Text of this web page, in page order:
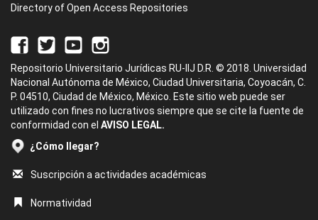
Directory of Open Access Repositories
Repositorio Universitario Jurídicas RU-IIJ D.R. © 2018. Universidad
Nacional Autónoma de México, Ciudad Universitaria, Coyoacán, C.
P. 04510, Ciudad de México, México. Este sitio web puede ser
utilizado con fines no lucrativos siempre que se cite la fuente de
conformidad con el AVISO LEGAL.
¿Cómo llegar?
Suscripción a actividades académicas
Normatividad